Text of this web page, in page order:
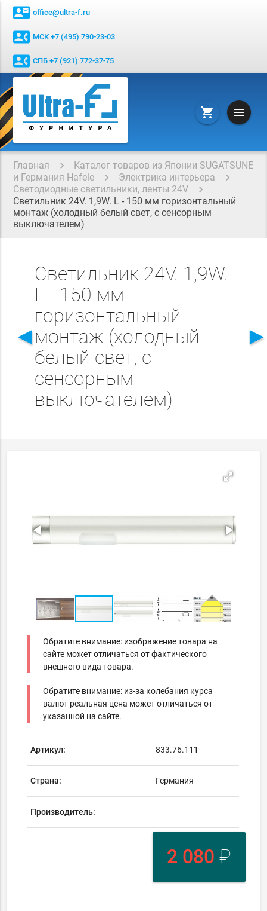
contact_mail office@ultra-f.ru
contact_phone МСК +7 (495) 790-23-03
contact_phone СПБ +7 (921) 772-37-75
shopping_cart menu
Главная
Каталог товаров из Японии SUGATSUNE
и Германия Hafele
Электрика интерьера
Светодиодные светильники, ленты 24V
Светильник 24V. 1,9W. L - 150 мм горизонтальный
монтаж (холодный белый свет, с сенсорным
выключателем)
◄
Светильник 24V. 1,9W.
L - 150 мм
горизонтальный
монтаж (холодный
белый свет, с
сенсорным
выключателем)
Обратите внимание: изображение товара на
сайте может отличаться от фактического
внешнего вида товара.
Обратите внимание: из-за колебания курса
валют реальная цена может отличаться от
указанной на сайте.
Артикул: 833.76.111
Страна: Германия
Производитель:
2 080 ₽